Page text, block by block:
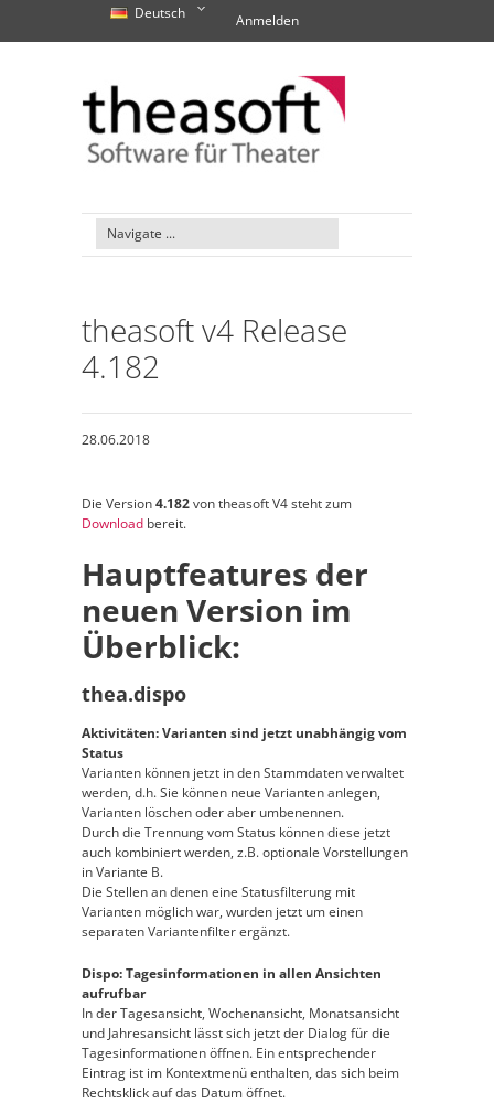
Deutsch Anmelden
theasoft v4 Release
4.182
28.06.2018
Die Version4.182von theasoft V4 steht zum
Download bereit.
Hauptfeatures der
neuen Version im
Überblick:
thea.dispo
Aktivitäten: Varianten sind jetzt unabhängig vom
Status
Varianten können jetzt in den Stammdaten verwaltet
werden, d.h. Sie können neue Varianten anlegen,
Varianten löschen oder aber umbenennen.
Durch die Trennung vom Status können diese jetzt
auch kombiniert werden, z.B. optionale Vorstellungen
in Variante B.
Die Stellen an denen eine Statusfilterung mit
Varianten möglich war, wurden jetzt um einen
separaten Variantenfilter ergänzt.
Dispo: Tagesinformationen in allen Ansichten
aufrufbar
In der Tagesansicht, Wochenansicht, Monatsansicht
und Jahresansicht lässt sich jetzt der Dialog für die
Tagesinformationen öffnen. Ein entsprechender
Eintrag ist im Kontextmenü enthalten, das sich beim
Rechtsklick auf das Datum öffnet.